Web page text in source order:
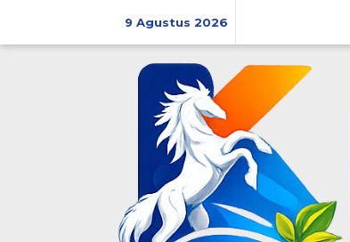
9 Agustus 2026